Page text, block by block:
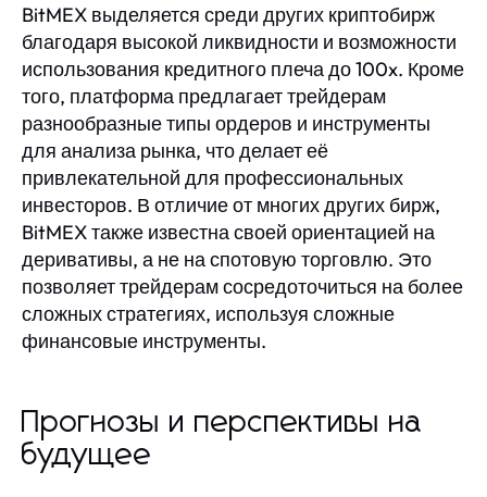
BitMEX выделяется среди других криптобирж
благодаря высокой ликвидности и возможности
использования кредитного плеча до 100x. Кроме
того, платформа предлагает трейдерам
разнообразные типы ордеров и инструменты
для анализа рынка, что делает её
привлекательной для профессиональных
инвесторов. В отличие от многих других бирж,
BitMEX также известна своей ориентацией на
деривативы, а не на спотовую торговлю. Это
позволяет трейдерам сосредоточиться на более
сложных стратегиях, используя сложные
финансовые инструменты.
Прогнозы и перспективы на
будущее